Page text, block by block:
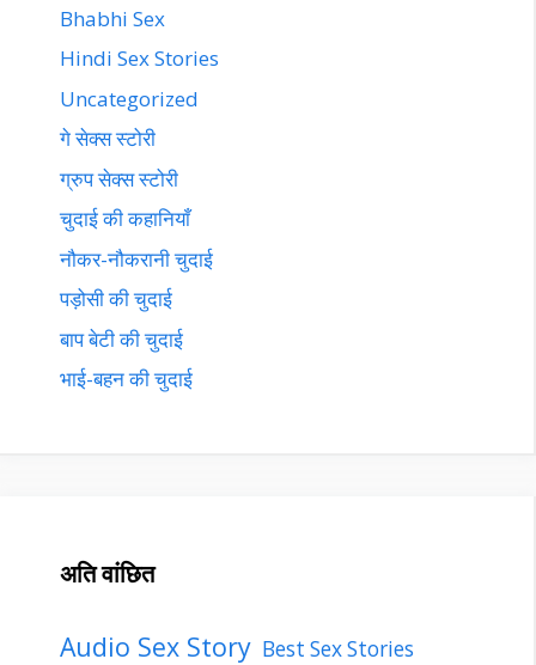
Bhabhi Sex
Hindi Sex Stories
Uncategorized
गे सेक्स स्टोरी
ग्रुप सेक्स स्टोरी
चुदाई की कहानियाँ
नौकर-नौकरानी चुदाई
पड़ोसी की चुदाई
बाप बेटी की चुदाई
भाई-बहन की चुदाई
अति वांछित
Audio Sex Story Best Sex Stories